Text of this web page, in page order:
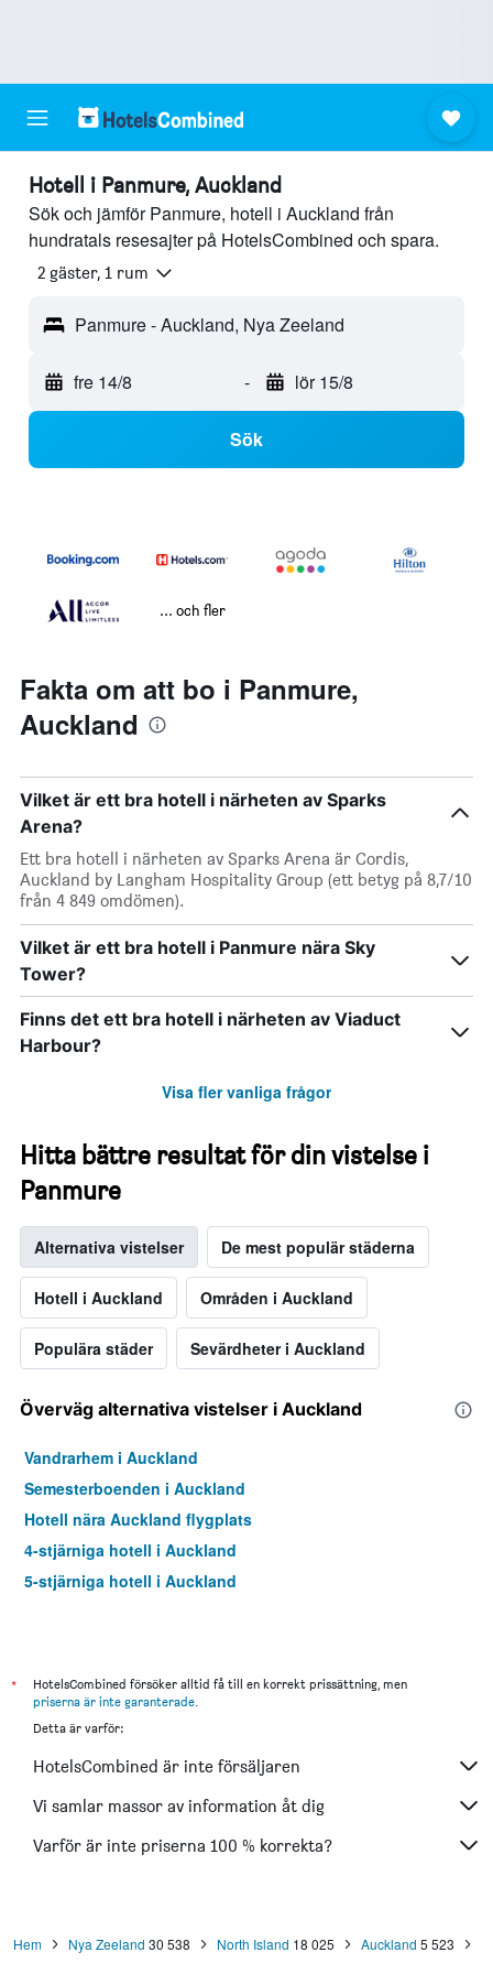
Hotell i Panmure, Auckland
Sök och jämför Panmure, hotell i Auckland från
hundratals resesajter på HotelsCombined och spara.
2 gäster, 1 rum
Panmure - Auckland, Nya Zeeland
fre 14/8 - lör 15/8
Sök
... och fler
Fakta om att bo i Panmure,
Auckland
Vilket är ett bra hotell i närheten av Sparks
Arena?
Ett bra hotell i närheten av Sparks Arena är Cordis,
Auckland by Langham Hospitality Group (ett betyg på 8,7/10
från 4 849 omdömen).
Vilket är ett bra hotell i Panmure nära Sky
Tower?
Finns det ett bra hotell i närheten av Viaduct
Harbour?
Visa fler vanliga frågor
Hitta bättre resultat för din vistelse i
Panmure
Alternativa vistelser De mest populär städerna
Hotell i Auckland Områden i Auckland
Populära städer Sevärdheter i Auckland
Överväg alternativa vistelser i Auckland
Vandrarhem i Auckland
Semesterboenden i Auckland
Hotell nära Auckland flygplats
4-stjärniga hotell i Auckland
5-stjärniga hotell i Auckland
*
HotelsCombined försöker alltid få till en korrekt prissättning, men
priserna är inte garanterade.
Detta är varför:
HotelsCombined är inte försäljaren
Vi samlar massor av information åt dig
Varför är inte priserna 100 % korrekta?
Hem Nya Zeeland 30 538 North Island 18 025 Auckland 5 523